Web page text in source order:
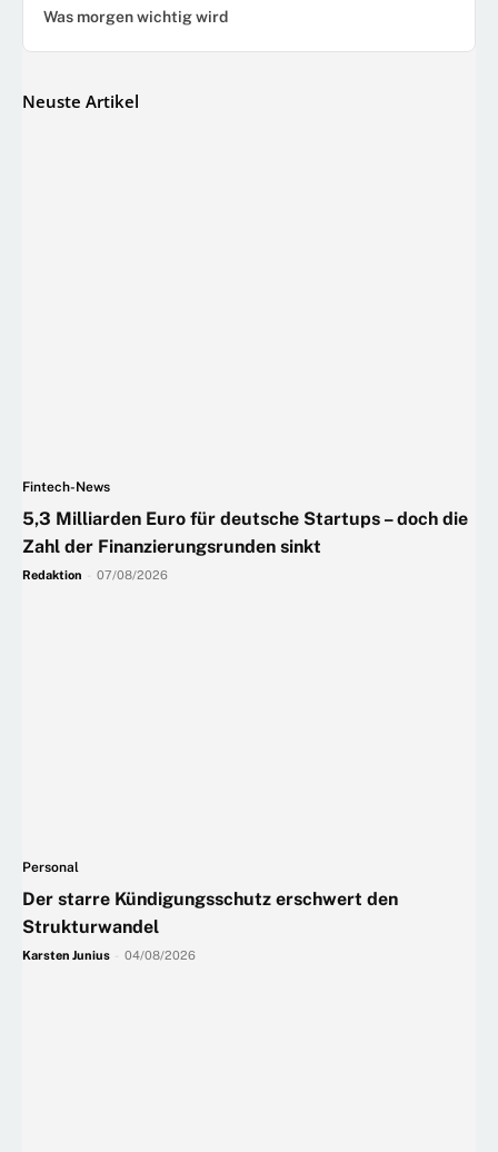
Was morgen wichtig wird
Neuste Artikel
Fintech-News
5,3 Milliarden Euro für deutsche Startups – doch die
Zahl der Finanzierungsrunden sinkt
Redaktion 07/08/2026
Personal
Der starre Kündigungsschutz erschwert den
Strukturwandel
Karsten Junius 04/08/2026